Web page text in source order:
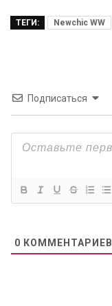
ТЕГИ: Newchic WW
Подписаться
0 КОММЕНТАРИЕВ